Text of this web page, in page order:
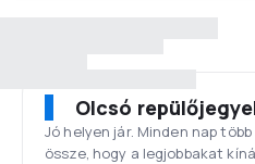
Olcsó
Jó helyen jár. Minden nap
össze, hogy a legjobbakat